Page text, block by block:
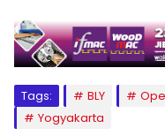
Tags: BLY
Yogyakarta